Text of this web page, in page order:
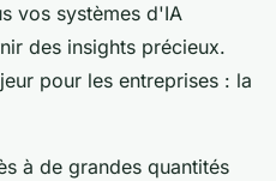
vos systèmes d'IA
des insights précieux.
pour les entreprises : la
à de grandes quantités